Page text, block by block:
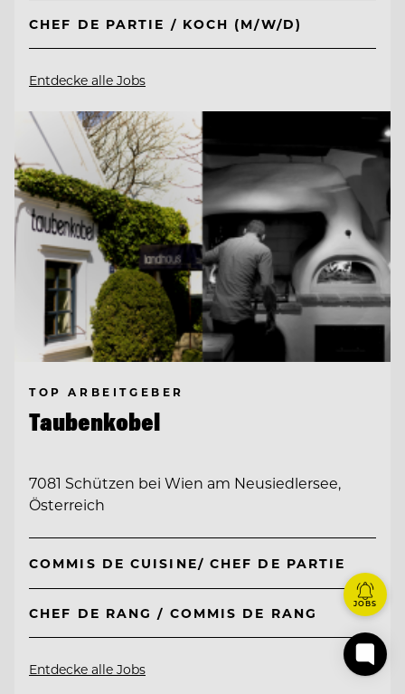
CHEF DE PARTIE / KOCH (M/W/D)
Entdecke alle Jobs
TOP ARBEITGEBER
Taubenkobel
7081 Schützen bei Wien am Neusiedlersee,
Österreich
COMMIS DE CUISINE/ CHEF DE PARTIE
CHEF DE RANG / COMMIS DE RANG
Entdecke alle Jobs
JOBS